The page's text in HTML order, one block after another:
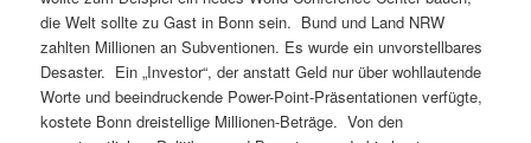
die Welt sollte zu Gast in Bonn sein. Bund und Land NRW
zahlten Millionen an Subventionen. Es wurde ein unvorstellbares
Desaster. Ein „Investor“, der anstatt Geld nur über wohllautende
Worte und beeindruckende Power-Point-Präsentationen verfügte,
kostete Bonn dreistellige Millionen-Beträge. Von den